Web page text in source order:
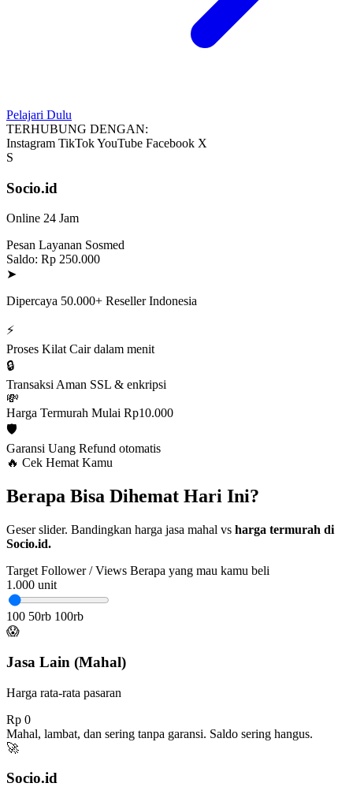
Pelajari Dulu
TERHUBUNG DENGAN:
Instagram TikTokYouTube Facebook X
S
Socio.id
Online 24 Jam
Pesan Layanan Sosmed
Saldo: Rp 250.000
➤
Dipercaya 50.000+ Reseller Indonesia
⚡
Proses Kilat Cair dalam menit
🔒
Transaksi Aman SSL & enkripsi
💸
Harga Termurah Mulai Rp10.000
🛡️
Garansi Uang Refund otomatis
🔥 Cek Hemat Kamu
Berapa Bisa Dihemat Hari Ini?
Geser slider. Bandingkan harga jasa mahal vs harga termurah di
Socio.id.
Target Follower / Views Berapa yang mau kamu beli
1.000 unit
100 50rb 100rb
😱
Jasa Lain (Mahal)
Harga rata-rata pasaran
Rp 0
Mahal, lambat, dan sering tanpa garansi. Saldo sering hangus.
🚀
Socio.id